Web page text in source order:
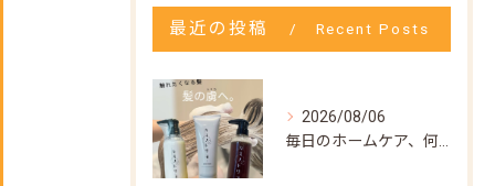
最近の投稿 Recent Posts
2026/08/06